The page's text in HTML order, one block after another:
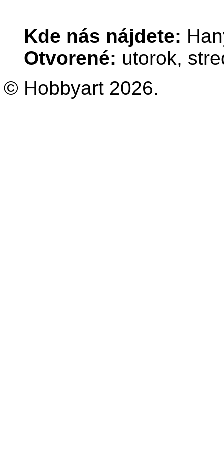
Kde nás nájdete:
Otvorené: utorok,
© Hobbyart 2026.